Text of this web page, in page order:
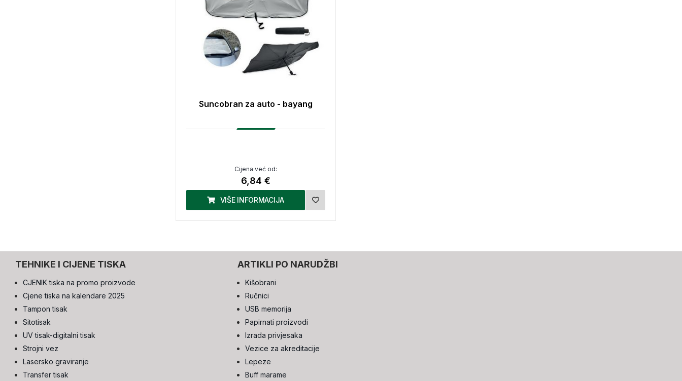
Suncobran za auto - bayang
Cijena već od:
6,84 €
VIŠE INFORMACIJA
TEHNIKE I CIJENE TISKA
CJENIK tiska na promo proizvode
Cjene tiska na kalendare 2025
Tampon tisak
Sitotisak
UV tisak-digitalni tisak
Strojni vez
Lasersko graviranje
Transfer tisak
ARTIKLI PO NARUDŽBI
Kišobrani
Ručnici
USB memorija
Papirnati proizvodi
Izrada privjesaka
Vezice za akreditacije
Lepeze
Buff marame